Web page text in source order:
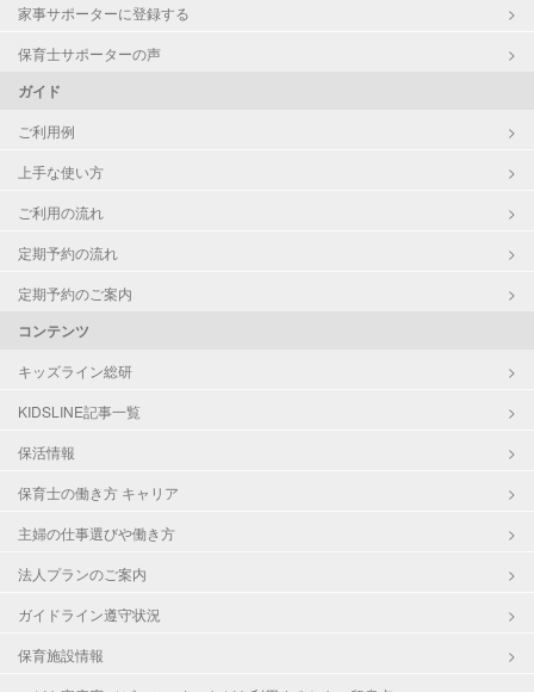
家事サポーターに登録する
保育士サポーターの声
ガイド
ご利用例
上手な使い方
ご利用の流れ
定期予約の流れ
定期予約のご案内
コンテンツ
キッズライン総研
KIDSLINE記事一覧
保活情報
保育士の働き方 キャリア
主婦の仕事選びや働き方
法人プランのご案内
ガイドライン遵守状況
保育施設情報